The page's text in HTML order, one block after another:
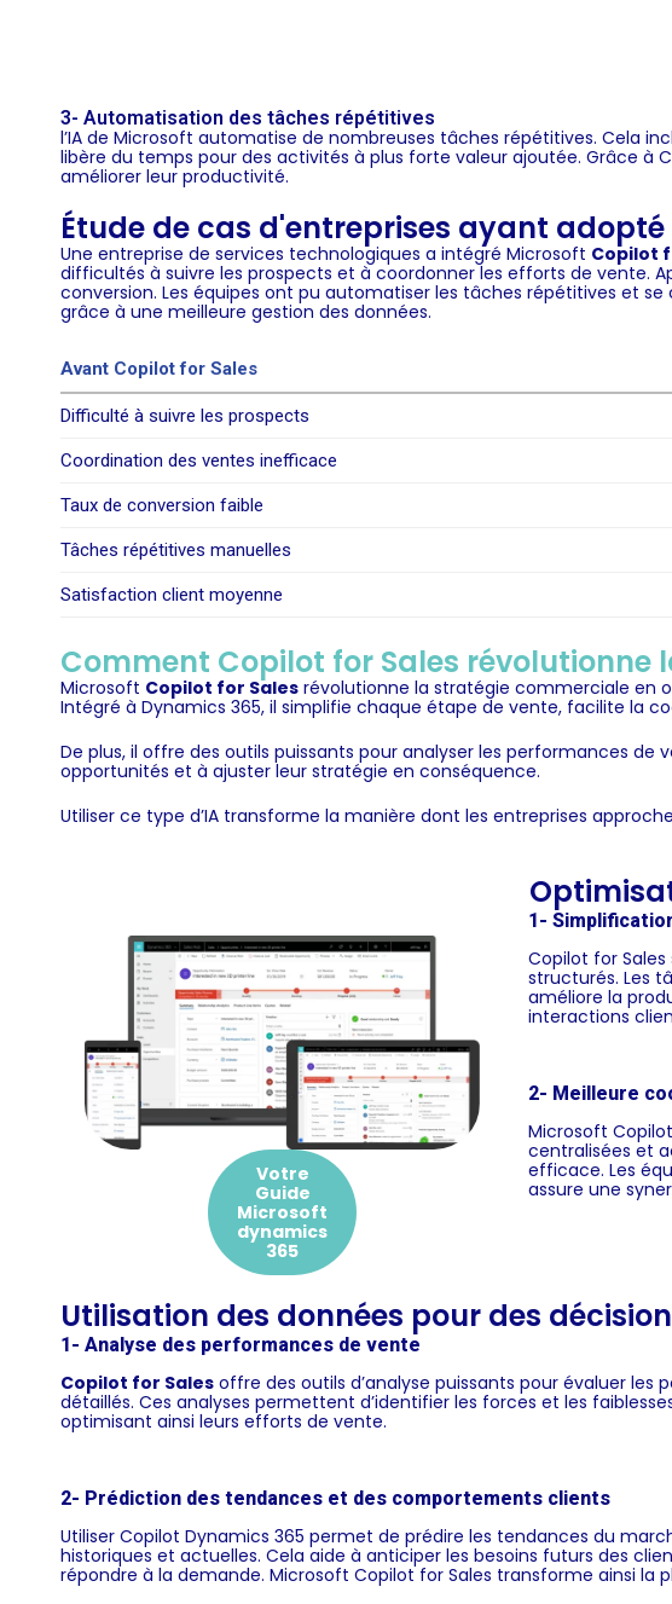
3- Automatisation des tâches répétitives
l’IA de Microsoft automatise de nombreuses tâches répétitives. Cela
libère du temps pour des activités à plus forte valeur ajoutée. Grâce à
améliorer leur productivité.
Étude de cas d'entreprises ayant adopté
Une entreprise de services technologiques a intégré Microsoft Copilot
difficultés à suivre les prospects et à coordonner les efforts de vente.
conversion. Les équipes ont pu automatiser les tâches répétitives et
grâce à une meilleure gestion des données.
Avant Copilot for Sales
Difficulté à suivre les prospects
Coordination des ventes inefficace
Taux de conversion faible
Tâches répétitives manuelles
Satisfaction client moyenne
Comment Copilot for Sales révolutionne
Microsoft Copilot for Sales révolutionne la stratégie commerciale en
Intégré à Dynamics 365, il simplifie chaque étape de vente, facilite la
De plus, il offre des outils puissants pour analyser les performances
opportunités et à ajuster leur stratégie en conséquence.
Utiliser ce type d’IA transforme la manière dont les entreprises
Votre
Guide
Microsoft
dynamics
365
1-
Copilot for
structurés. Les
améliore la
interactions
2- Meilleure
Microsoft
centralisées et
efficace. Les
assure une
Utilisation des données pour des
1- Analyse des performances de vente
Copilot for Sales offre des outils d’analyse puissants pour évaluer
détaillés. Ces analyses permettent d’identifier les forces et les
optimisant ainsi leurs efforts de vente.
2- Prédiction des tendances et des comportements clients
Utiliser Copilot Dynamics 365 permet de prédire les tendances du
historiques et actuelles. Cela aide à anticiper les besoins futurs des
répondre à la demande. Microsoft Copilot for Sales transforme ainsi